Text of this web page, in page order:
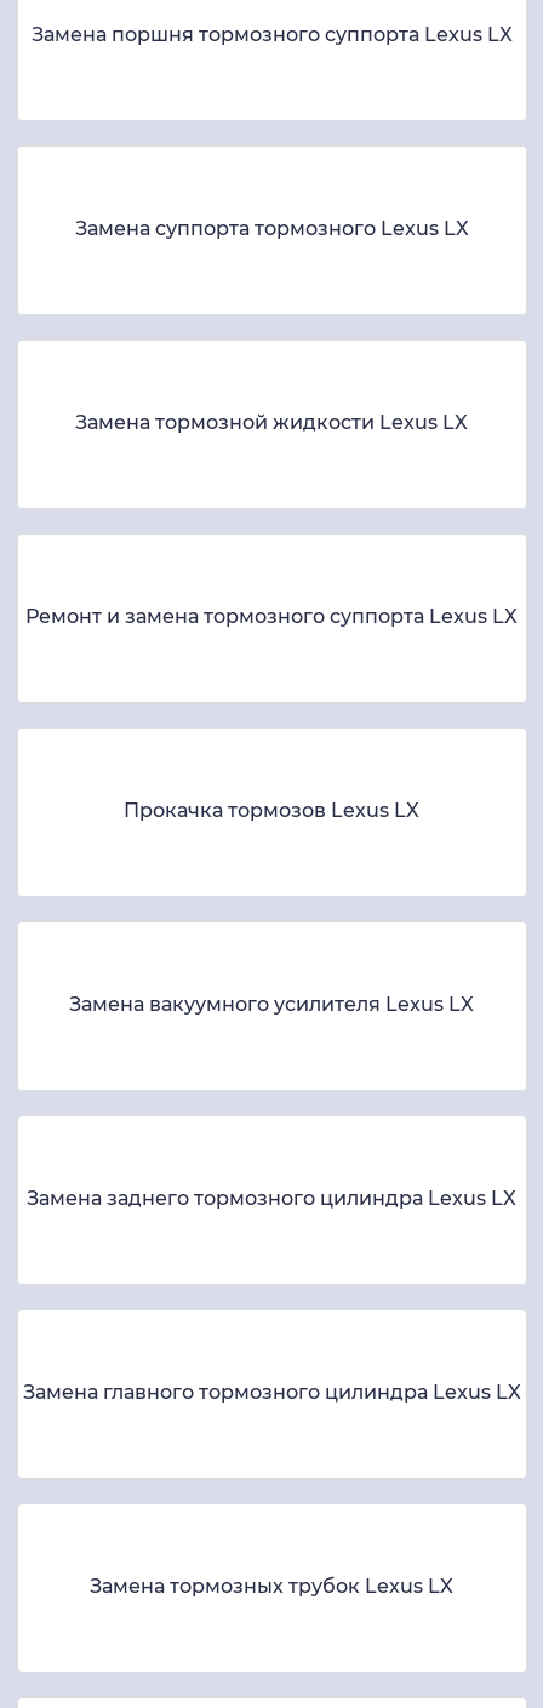
Замена поршня тормозного суппорта Lexus LX
Замена суппорта тормозного Lexus LX
Замена тормозной жидкости Lexus LX
Ремонт и замена тормозного суппорта Lexus LX
Прокачка тормозов Lexus LX
Замена вакуумного усилителя Lexus LX
Замена заднего тормозного цилиндра Lexus LX
Замена главного тормозного цилиндра Lexus LX
Замена тормозных трубок Lexus LX